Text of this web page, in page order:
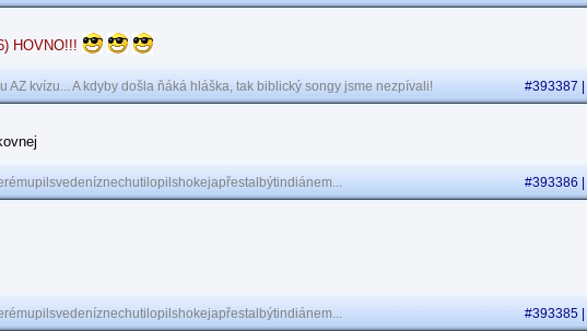
HOVNO!!!
AZ kvízu... A kdyby došla ňáká hláška, tak biblický songy jsme nezpívali! #393387 |
#393386 |
#393385 |